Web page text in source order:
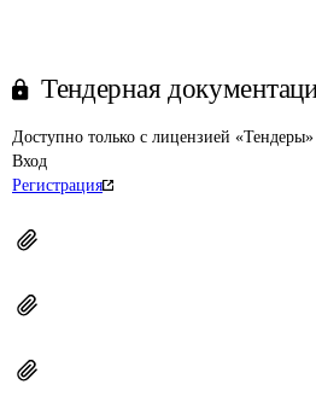
Тендерная
Доступно только с лицензией
Вход
Регистрация